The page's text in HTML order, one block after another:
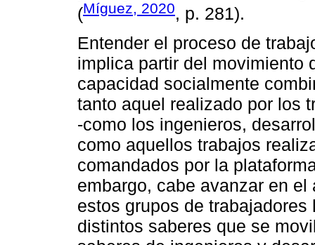
(Míguez, 2020, p. 281).
Entender el proceso de
implica partir del movimiento
capacidad socialmente
tanto aquel realizado por los
-como los ingenieros,
como aquellos trabajos
comandados por la
embargo, cabe avanzar en
estos grupos de
distintos saberes que se